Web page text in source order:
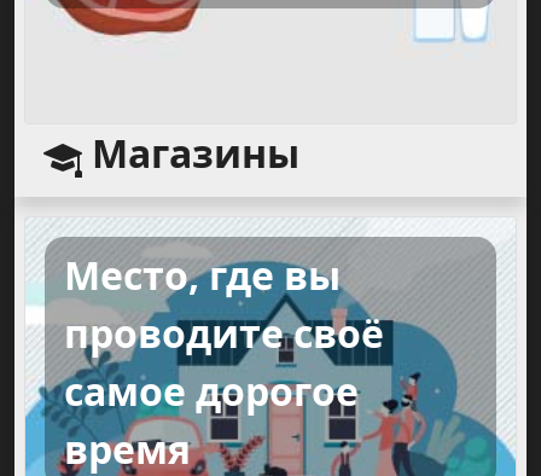
Магазины
Место, где вы
проводите своё
самое дорогое
время